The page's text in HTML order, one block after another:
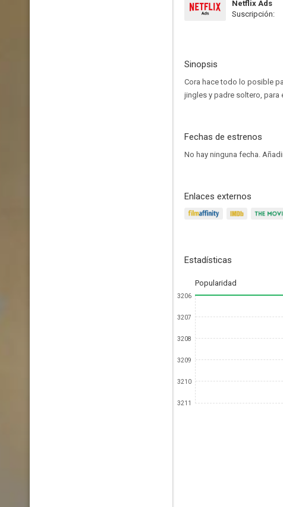
Netflix Ads
Suscripción:
Sinopsis
Cora hace todo lo posible
jingles y padre soltero, para
Fechas de estrenos
No hay ninguna fecha.
Enlaces externos
Estadísticas
Popularidad
3206
3207
3208
3209
3210
3211